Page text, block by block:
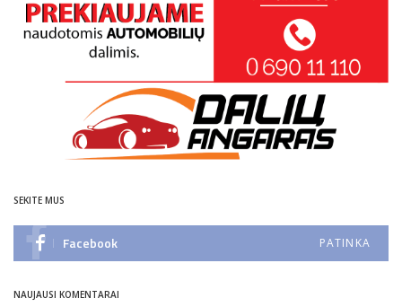
SEKITE MUS
Facebook PATINKA
NAUJAUSI KOMENTARAI